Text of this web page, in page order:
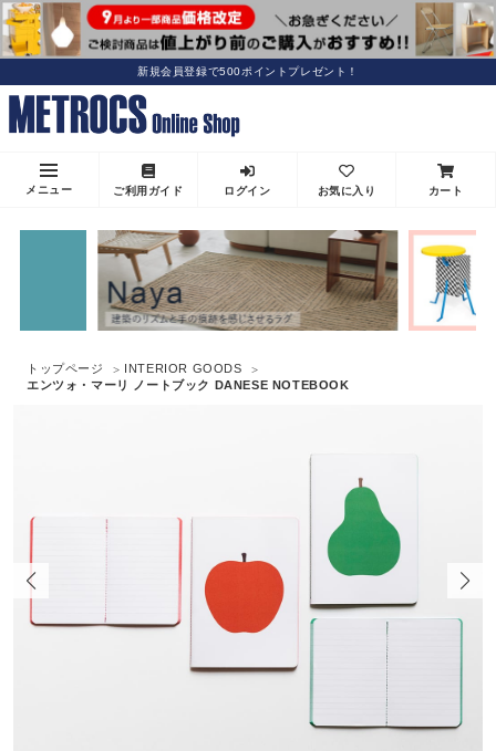
新規会員登録で500ポイントプレゼント！
メニュー ご利用ガイド ログイン お気に入り カート
トップページ
INTERIOR GOODS
エンツォ・マーリ ノートブック DANESE NOTEBOOK